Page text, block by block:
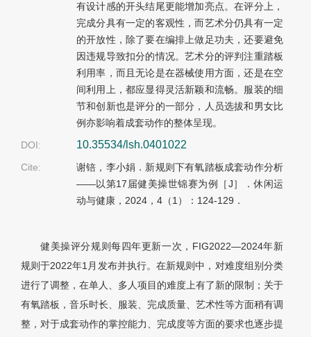
有设计感的开头结尾更能增加亮点。在评分上，
完成分具有一定的客观性，而艺术分仍具有一定
的开放性，除了要在编排上做足功夫，还要避免
因违规导致扣分的情况。艺术分的评判注重踏板
利用率，而且无论是在器械使用方面，还是在空
间利用上，都应显得灵活新颖和流畅。服装的细
节和创新也是评分的一部分，人员选拔和男女比
例亦影响着成套动作的整体呈现。
DOI:
10.35534/lsh.0401022
Cite:
谢锫，李小娟．新规则下有氧踏板成套动作分析
——以第17届健美操世锦赛为例［J］．休闲运
动与健康，2024，4（1）：124-129．
健美操评分规则每四年更新一次，FIG2022—2024年新
规则于2022年1月发布并执行。在新规则中，对难度组别分类
进行了调整，在单人、多人项目的难度上有了新的限制；关于
有氧踏板，音乐时长、服装、完成质量、艺术性等方面稍有调
整，对于成套动作的掌控能力、完成度等方面的要求也逐步提